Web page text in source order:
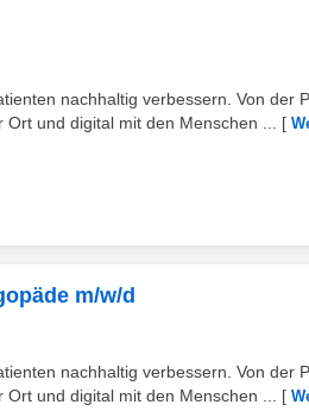
nachhaltig verbessern. Von der
und digital mit den Menschen ...
[
m/w/d
nachhaltig verbessern. Von der
und digital mit den Menschen ...
[